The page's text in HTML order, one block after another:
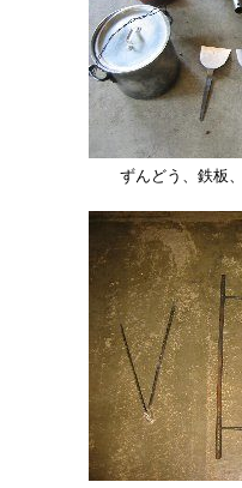
ずんどう、鉄板